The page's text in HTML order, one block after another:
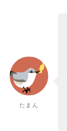
たまん